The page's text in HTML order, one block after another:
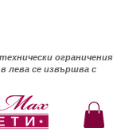
ограничения
лева се извършва с